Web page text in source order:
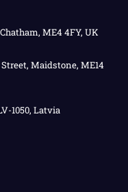
ME4 4FY, UK
Maidstone, ME14
1050, Latvia